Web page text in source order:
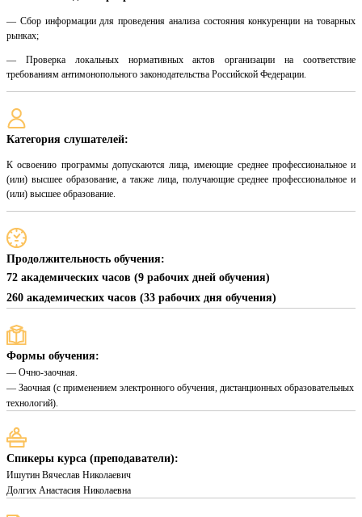
— Сбор информации для проведения анализа состояния конкуренции на товарных
рынках;
— Проверка локальных нормативных актов организации на соответствие
требованиям антимонопольного законодательства Российской Федерации.
Категория слушателей:
К освоению программы допускаются лица, имеющие среднее профессиональное и
(или) высшее образование, а также лица, получающие среднее профессиональное и
(или) высшее образование.
Продолжительность обучения:
72 академических часов (9 рабочих дней обучения)
260 академических часов (33 рабочих дня обучения)
Формы обучения:
— Очно-заочная.
— Заочная (с применением электронного обучения, дистанционных образовательных
технологий).
Спикеры курса (преподаватели):
Ишутин Вячеслав Николаевич
Долгих Анастасия Николаевна